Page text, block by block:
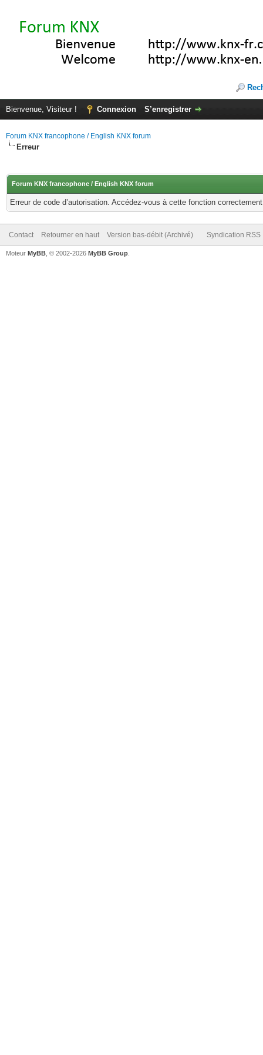
Bienvenue, Visiteur ! Connexion S’enregistrer
Forum KNX francophone / English KNX forum
Erreur
Forum KNX francophone / English KNX forum
Erreur de code d’autorisation. Accédez-vous à cette fonction
Contact Retourner en haut Version bas-débit (Archivé) Syndication RSS
Moteur MyBB , © 2002-2026 MyBB Group